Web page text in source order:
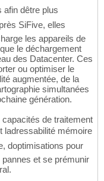
dêtre plus
SiFive, elles
les appareils de
le déchargement
des Datacenter. Ces
ou optimiser le
augmentée, de la
simultanées
génération.
de traitement
mémoire
doptimisations pour
et se prémunir